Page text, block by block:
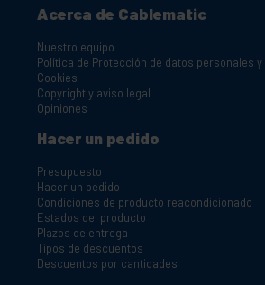
Acerca de Cablematic
Nuestro equipo
Política de Protección de datos personales y
Cookies
Copyright y aviso legal
Opiniones
Hacer un pedido
Presupuesto
Hacer un pedido
Condiciones de producto reacondicionado
Estados del producto
Plazos de entrega
Tipos de descuentos
Descuentos por cantidades